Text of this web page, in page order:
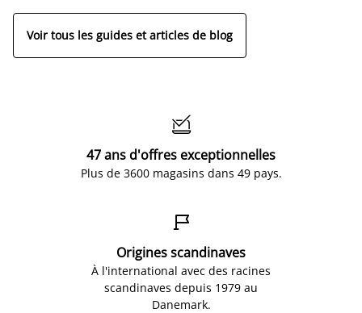
Voir tous les guides et articles de blog

47 ans d'offres exceptionnelles
Plus de 3600 magasins dans 49 pays.

Origines scandinaves
À l'international avec des racines
scandinaves depuis 1979 au
Danemark.